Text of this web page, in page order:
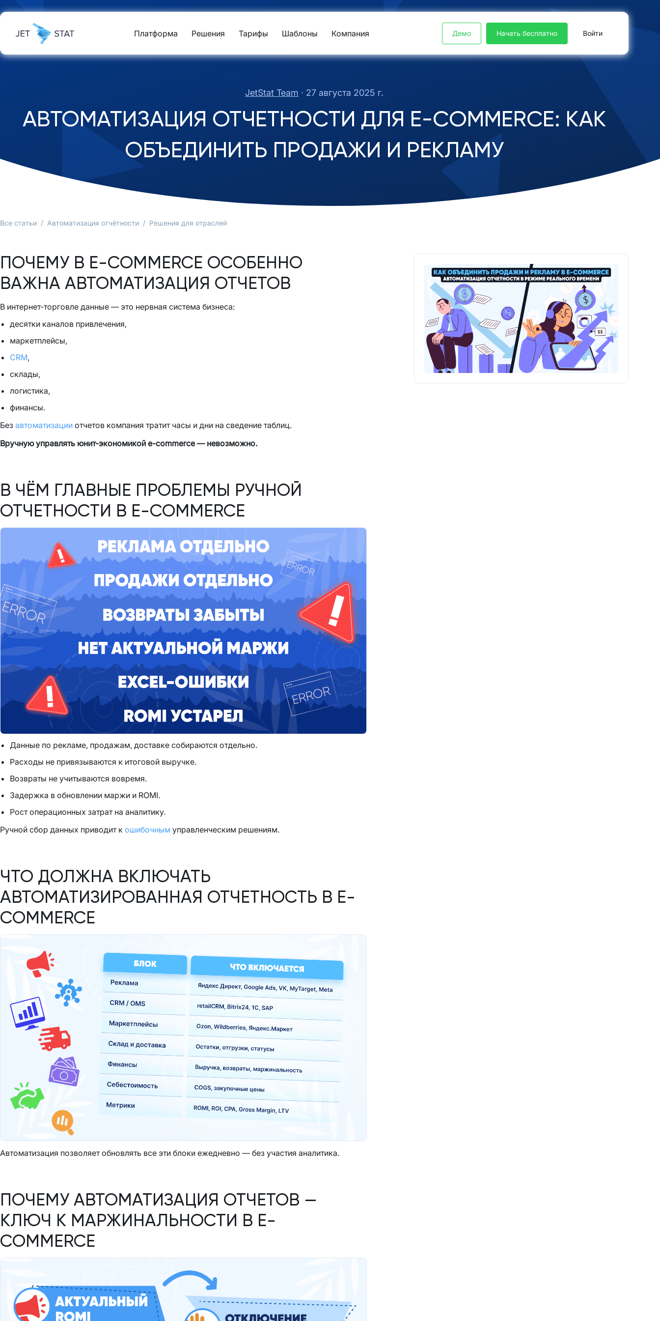
Платформа Решения Тарифы Шаблоны Компания Демо Начать бесплатно Войти
JetStat Team · 27 августа 2025 г.
АВТОМАТИЗАЦИЯ ОТЧЕТНОСТИ ДЛЯ E-COMMERCE: КАК
ОБЪЕДИНИТЬ ПРОДАЖИ И РЕКЛАМУ
Все статьи / Автоматизация отчётности / Решения для отраслей
ПОЧЕМУ В E-COMMERCE ОСОБЕННО
ВАЖНА АВТОМАТИЗАЦИЯ ОТЧЕТОВ
В интернет-торговле данные — это нервная система бизнеса:
десятки каналов привлечения,
маркетплейсы,
CRM,
склады,
логистика,
финансы.
Без автоматизации отчетов компания тратит часы и дни на сведение таблиц.
Вручную управлять юнит-экономикой e-commerce — невозможно.
В ЧЁМ ГЛАВНЫЕ ПРОБЛЕМЫ РУЧНОЙ
ОТЧЕТНОСТИ В E-COMMERCE
Данные по рекламе, продажам, доставке собираются отдельно.
Расходы не привязываются к итоговой выручке.
Возвраты не учитываются вовремя.
Задержка в обновлении маржи и ROMI.
Рост операционных затрат на аналитику.
Ручной сбор данных приводит к ошибочным управленческим решениям.
ЧТО ДОЛЖНА ВКЛЮЧАТЬ
АВТОМАТИЗИРОВАННАЯ ОТЧЕТНОСТЬ В E-
COMMERCE
Автоматизация позволяет обновлять все эти блоки ежедневно — без участия аналитика.
ПОЧЕМУ АВТОМАТИЗАЦИЯ ОТЧЕТОВ —
КЛЮЧ К МАРЖИНАЛЬНОСТИ В E-
COMMERCE